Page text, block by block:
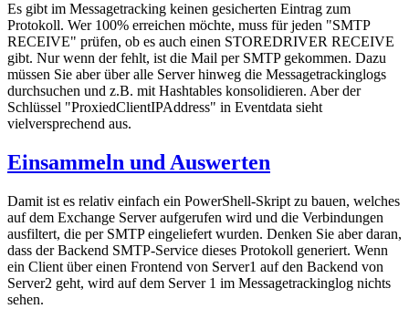
Es gibt im Messagetracking keinen gesicherten Eintrag zum
Protokoll. Wer 100% erreichen möchte, muss für jeden "SMTP
RECEIVE" prüfen, ob es auch einen STOREDRIVER RECEIVE
gibt. Nur wenn der fehlt, ist die Mail per SMTP gekommen. Dazu
müssen Sie aber über alle Server hinweg die Messagetrackinglogs
durchsuchen und z.B. mit Hashtables konsolidieren. Aber der
Schlüssel "ProxiedClientIPAddress" in Eventdata sieht
vielversprechend aus.
Einsammeln und Auswerten
Damit ist es relativ einfach ein PowerShell-Skript zu bauen, welches
auf dem Exchange Server aufgerufen wird und die Verbindungen
ausfiltert, die per SMTP eingeliefert wurden. Denken Sie aber daran,
dass der Backend SMTP-Service dieses Protokoll generiert. Wenn
ein Client über einen Frontend von Server1 auf den Backend von
Server2 geht, wird auf dem Server 1 im Messagetrackinglog nichts
sehen.